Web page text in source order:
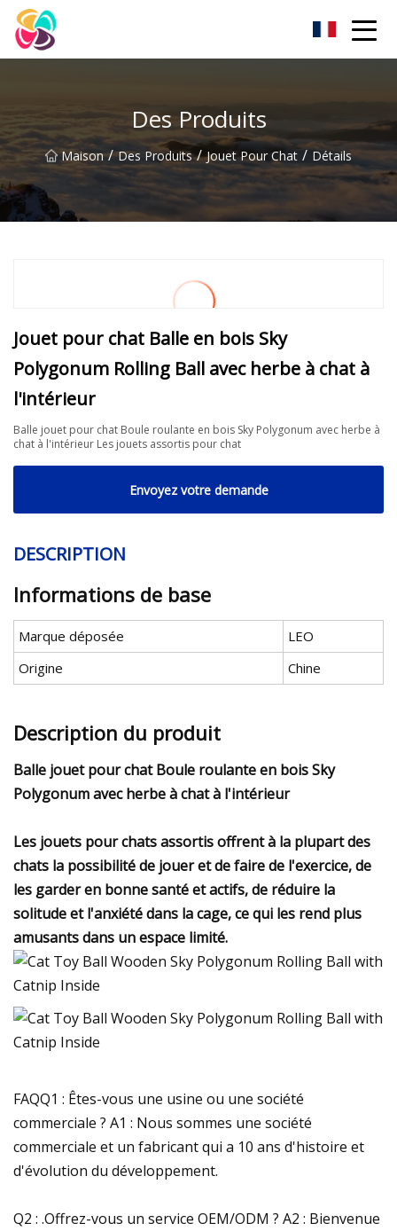
Des Produits
Maison / Des Produits / Jouet Pour Chat / Détails
Jouet pour chat Balle en bois Sky
Polygonum Rolling Ball avec herbe à chat à
l'intérieur
Balle jouet pour chat Boule roulante en bois Sky Polygonum avec herbe à
chat à l'intérieur Les jouets assortis pour chat
Envoyez votre demande
DESCRIPTION
Informations de base
Marque déposée
LEO
Origine
Chine
Description du produit
Balle jouet pour chat Boule roulante en bois Sky
Polygonum avec herbe à chat à l'intérieur
Les jouets pour chats assortis offrent à la plupart des
chats la possibilité de jouer et de faire de l'exercice, de
les garder en bonne santé et actifs, de réduire la
solitude et l'anxiété dans la cage, ce qui les rend plus
amusants dans un espace limité.
FAQQ1 : Êtes-vous une usine ou une société
commerciale ? A1 : Nous sommes une société
commerciale et un fabricant qui a 10 ans d'histoire et
d'évolution du développement.
Q2 : .Offrez-vous un service OEM/ODM ? A2 : Bienvenue